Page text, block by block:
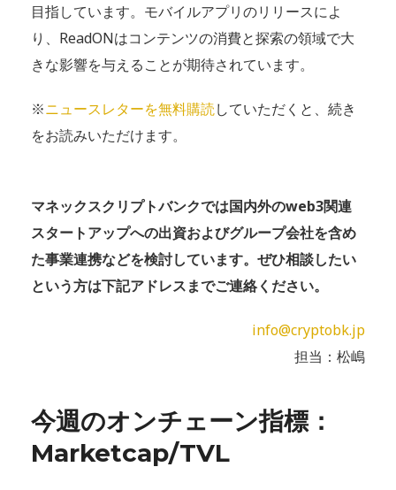
目指しています。モバイルアプリのリリースによ
り、ReadONはコンテンツの消費と探索の領域で大
きな影響を与えることが期待されています。
※ニュースレターを無料購読していただくと、続き
をお読みいただけます。
マネックスクリプトバンクでは国内外のweb3関連
スタートアップへの出資およびグループ会社を含め
た事業連携などを検討しています。ぜひ相談したい
という方は下記アドレスまでご連絡ください。
info@cryptobk.jp
担当：松嶋
今週のオンチェーン指標：
Marketcap/TVL